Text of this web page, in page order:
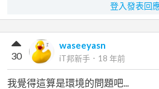
登入發表回
waseeyasn
iT邦新手 ． 18 年前
30
我覺得這算是環境的問題吧...